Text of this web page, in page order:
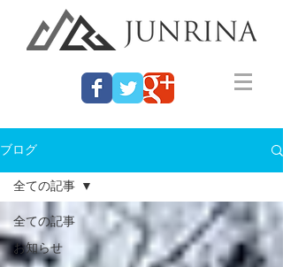
ブログ
全ての記事
お知らせ
全ての記事